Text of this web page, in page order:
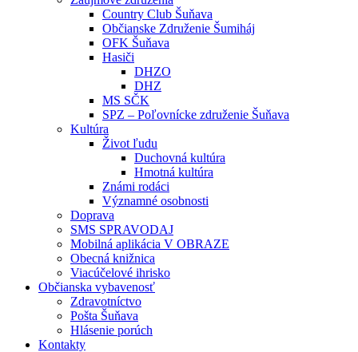
Country Club Šuňava
Občianske Združenie Šumiháj
OFK Šuňava
Hasiči
DHZO
DHZ
MS SČK
SPZ – Poľovnícke združenie Šuňava
Kultúra
Život ľudu
Duchovná kultúra
Hmotná kultúra
Známi rodáci
Významné osobnosti
Doprava
SMS SPRAVODAJ
Mobilná aplikácia V OBRAZE
Obecná knižnica
Viacúčelové ihrisko
Občianska vybavenosť
Zdravotníctvo
Pošta Šuňava
Hlásenie porúch
Kontakty